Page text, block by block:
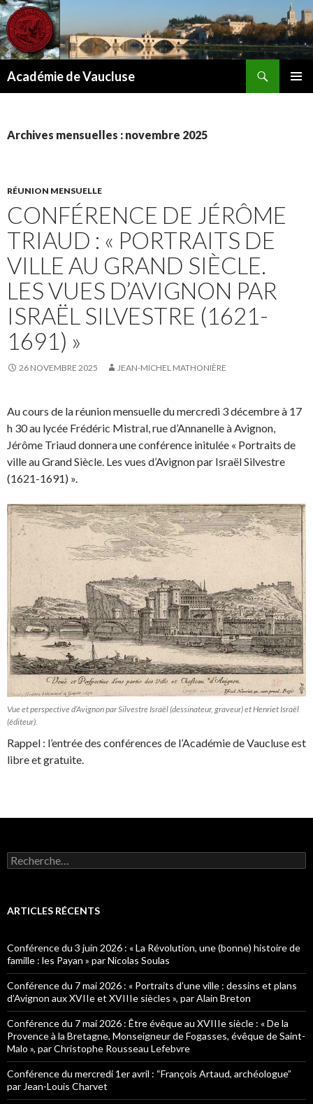
Académie de Vaucluse
Archives mensuelles : novembre 2025
RÉUNION MENSUELLE
CONFÉRENCE DE JÉRÔME
TRIAUD : « PORTRAITS DE
VILLE AU GRAND SIÈCLE.
LES VUES D’AVIGNON PAR
ISRAËL SILVESTRE (1621-
1691) »
26 NOVEMBRE 2025 JEAN-MICHEL MATHONIÈRE
Au cours de la réunion mensuelle du mercredi 3 décembre à 17
h 30 au lycée Frédéric Mistral, rue d’Annanelle à Avignon,
Jérôme Triaud donnera une conférence initulée « Portraits de
ville au Grand Siècle. Les vues d’Avignon par Israël Silvestre
(1621-1691) ».
Vue et perspective d’Avignon par Silvestre Israël (dessinateur, graveur) et Henriet Israël
(éditeur).
Rappel : l’entrée des conférences de l’Académie de Vaucluse est
libre et gratuite.
R
e
e
h
e
r
:
ARTICLES RÉCENTS
Conférence du 3 juin 2026 : « La Révolution, une (bonne) histoire de
famille : les Payan » par Nicolas Soulas
Conférence du 7 mai 2026 : « Portraits d’une ville : dessins et plans
d’Avignon aux XVIIe et XVIIIe siècles », par Alain Breton
Conférence du 7 mai 2026 : Être évêque au XVIIIe siècle : « De la
Provence à la Bretagne, Monseigneur de Fogasses, évêque de Saint-
Malo », par Christophe Rousseau Lefebvre
Conférence du mercredi 1er avril : “François Artaud, archéologue”
par Jean-Louis Charvet